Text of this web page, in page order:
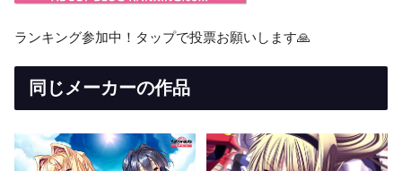
ランキング参加中！タップで投票お願いします🙏
同じメーカーの作品